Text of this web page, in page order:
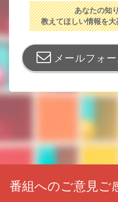
あなたの知
教えてほしい情報を
メールフォ
番組へのご意見ご